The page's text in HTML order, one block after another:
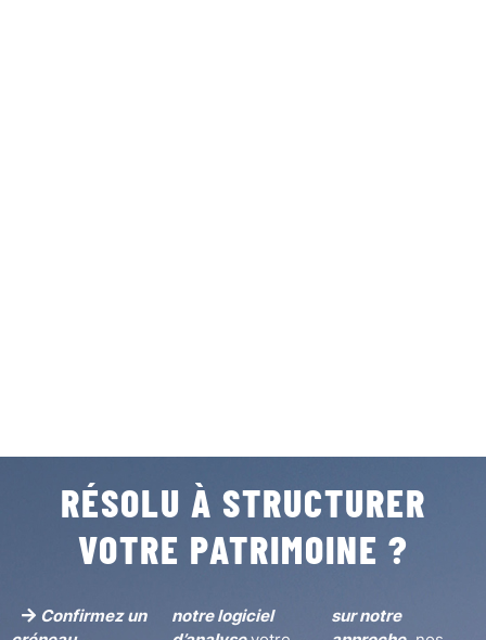
RÉSOLU À STRUCTURER
VOTRE PATRIMOINE ?
 Confirmez un
notre logiciel
sur notre